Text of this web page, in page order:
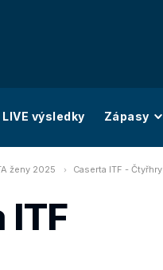
LIVE výsledky Zápasy
ženy 2025 Caserta ITF - Čtyřhry
ITF